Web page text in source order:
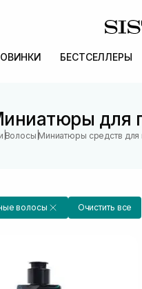
БЕСТСЕЛЛЕРЫ
для
|Волосы |Миниатюры средств для
волосы Очистить все